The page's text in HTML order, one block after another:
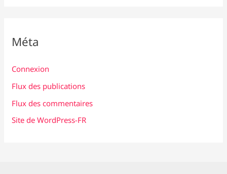
Méta
Connexion
Flux des publications
Flux des commentaires
Site de WordPress-FR